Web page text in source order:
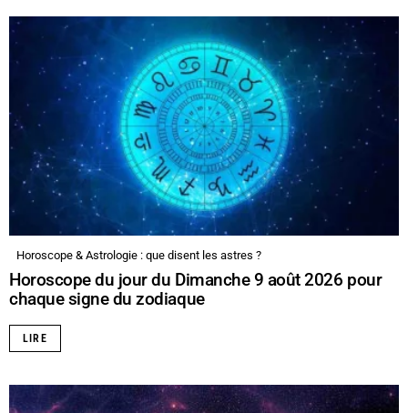
Horoscope & Astrologie : que disent les astres ?
Horoscope du jour du Dimanche 9 août 2026 pour
chaque signe du zodiaque
LIRE